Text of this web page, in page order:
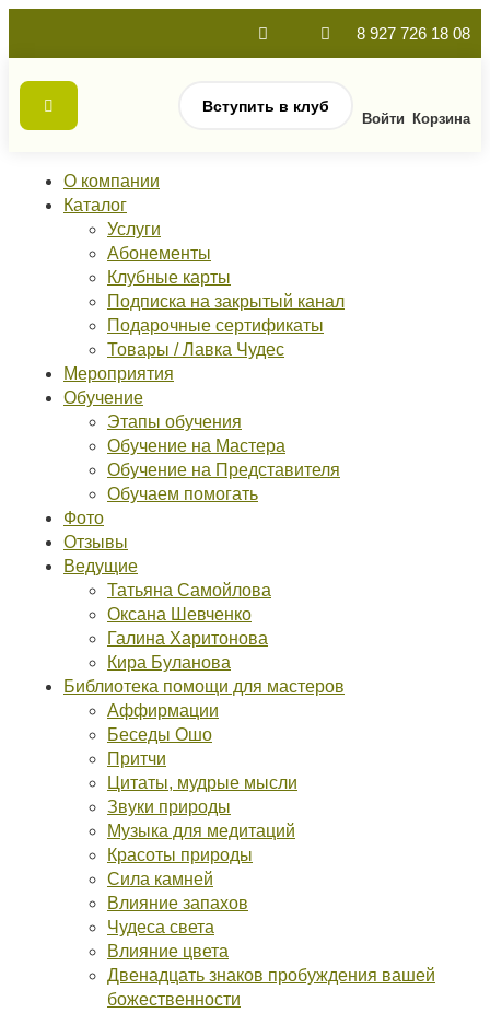
8 927 726 18 08
Вступить в клуб
Войти Корзина
О компании
Каталог
Услуги
Абонементы
Клубные карты
Подписка на закрытый канал
Подарочные сертификаты
Товары / Лавка Чудес
Мероприятия
Обучение
Этапы обучения
Обучение на Мастера
Обучение на Представителя
Обучаем помогать
Фото
Отзывы
Ведущие
Татьяна Самойлова
Оксана Шевченко
Галина Харитонова
Кира Буланова
Библиотека помощи для мастеров
Аффирмации
Беседы Ошо
Притчи
Цитаты, мудрые мысли
Звуки природы
Музыка для медитаций
Красоты природы
Сила камней
Влияние запахов
Чудеса света
Влияние цвета
Двенадцать знаков пробуждения вашей
божественности